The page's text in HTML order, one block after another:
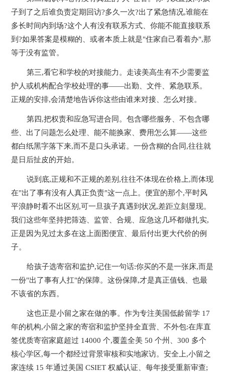
子到了之后谁负责定期回访?多久一次?出了紧急情况,谁能在
多长时间内到场?这个人有没有联系方式、你能不能直接联系
到?如果答案是模糊的、或者本质上就是"住家自己看着办",那
等于没有监管。
第三,看它和学校的对接能力。走读美高生有不少需要监
护人或机构配合学校处理的事——出勤、文件、紧急联系。
正规的安排,会清楚地告诉你这些由谁来对接、怎么对接。
第四,把权责和应急写进合同。包含哪些服务、不包含哪
些、出了问题怎么处理、能不能换家、费用怎么算——这些
都白纸黑字落下来,而不是口头承诺。一份含糊的合同,往往就
是日后扯皮的开始。
说到底,正规和不正规的差别,往往不体现在价格上,而体现
在"出了事有没有人真正负责"这一点上。便宜的那个,平时风
平浪静时看不出区别,可一旦孩子真遇到状况,差距立刻显现。
我们这些年坚持把筛选、监管、合规、应急这几环都做扎实,
正是因为见过太多在这上面图便宜、最后付出更大代价的例
子。
给孩子选寄宿和监护,记住一句话:你买的不是一张床,而是
一份"出了事有人扛"的保障。这份保障,才是真正值钱、也最
不该省的东西。
这也正是小留之家在做的事。作为专注美国低龄留学 17
年的机构,小留之家的寄宿和监护坚持全直营、不外包:在库直
签优质寄宿家庭超过 14000 个,覆盖全美 50 个州、300 多个
核心学区,每一个都经过背景审核和实地家访。安全上,小留之
家连续 15 年通过美国 CSIET 权威认证、每年接受重新审查;